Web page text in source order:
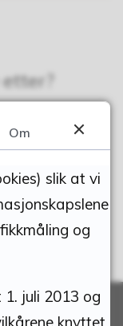
Om
slik at vi
og
juli 2013 og
knyttet